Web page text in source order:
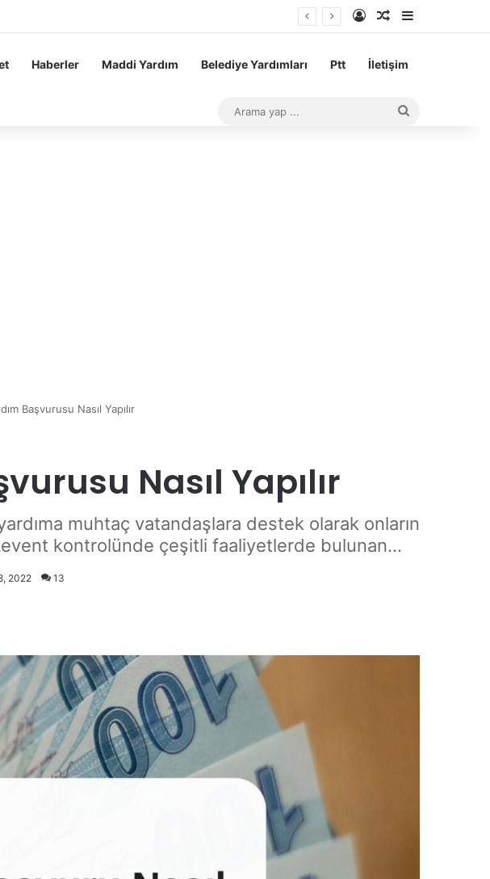
TL Karne Parası Başarı Teşvik Ödemesi Kayıt OlRastgele Makale
Haberler Maddi Yardım Belediye Yardımları Ptt İletişim
Başvurusu Nasıl Yapılır
Nasıl Yapılır
muhtaç vatandaşlara destek olarak onların
kontrolünde çeşitli faaliyetlerde bulunan...
2022 13